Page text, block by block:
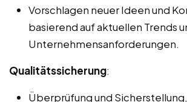
Vorschlagen neuer Ideen und
basierend auf aktuellen Trends
Unternehmensanforderungen.
Qualitätssicherung:
Überprüfung und Sicherstellung,